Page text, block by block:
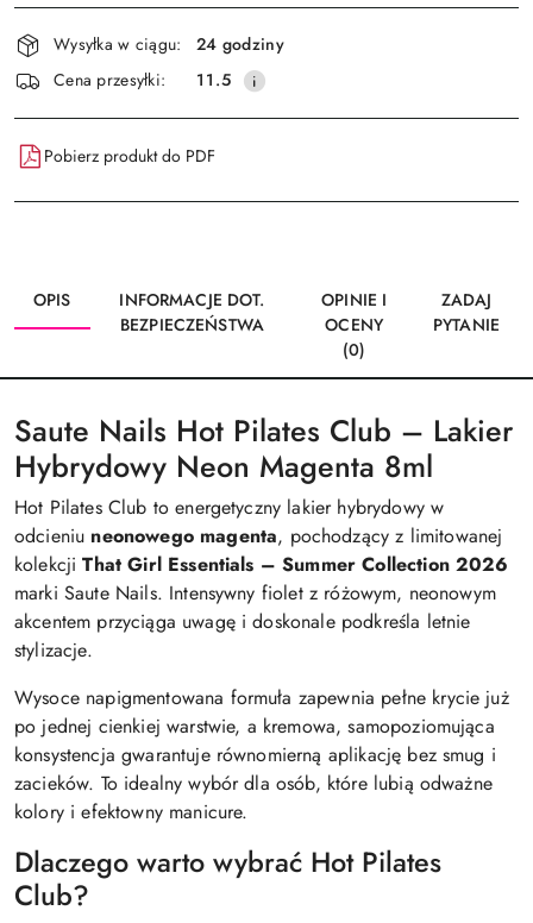
Wyślij
Dostępność
i
dostawa
Wysyłka w ciągu:
24 godziny
Cena przesyłki:
11.5
Pobierz produkt do PDF
OPIS
INFORMACJE DOT.
BEZPIECZEŃSTWA
OPINIE I
OCENY
(0)
ZADAJ
PYTANIE
Saute Nails Hot Pilates Club – Lakier
Hybrydowy Neon Magenta 8ml
Hot Pilates Club to energetyczny lakier hybrydowy w
odcieniu neonowego magenta, pochodzący z limitowanej
kolekcjiThat Girl Essentials – Summer Collection 2026
marki Saute Nails. Intensywny fiolet z różowym, neonowym
akcentem przyciąga uwagę i doskonale podkreśla letnie
stylizacje.
Wysoce napigmentowana formuła zapewnia pełne krycie już
po jednej cienkiej warstwie, a kremowa, samopoziomująca
konsystencja gwarantuje równomierną aplikację bez smug i
zacieków. To idealny wybór dla osób, które lubią odważne
kolory i efektowny manicure.
Dlaczego warto wybrać Hot Pilates
Club?